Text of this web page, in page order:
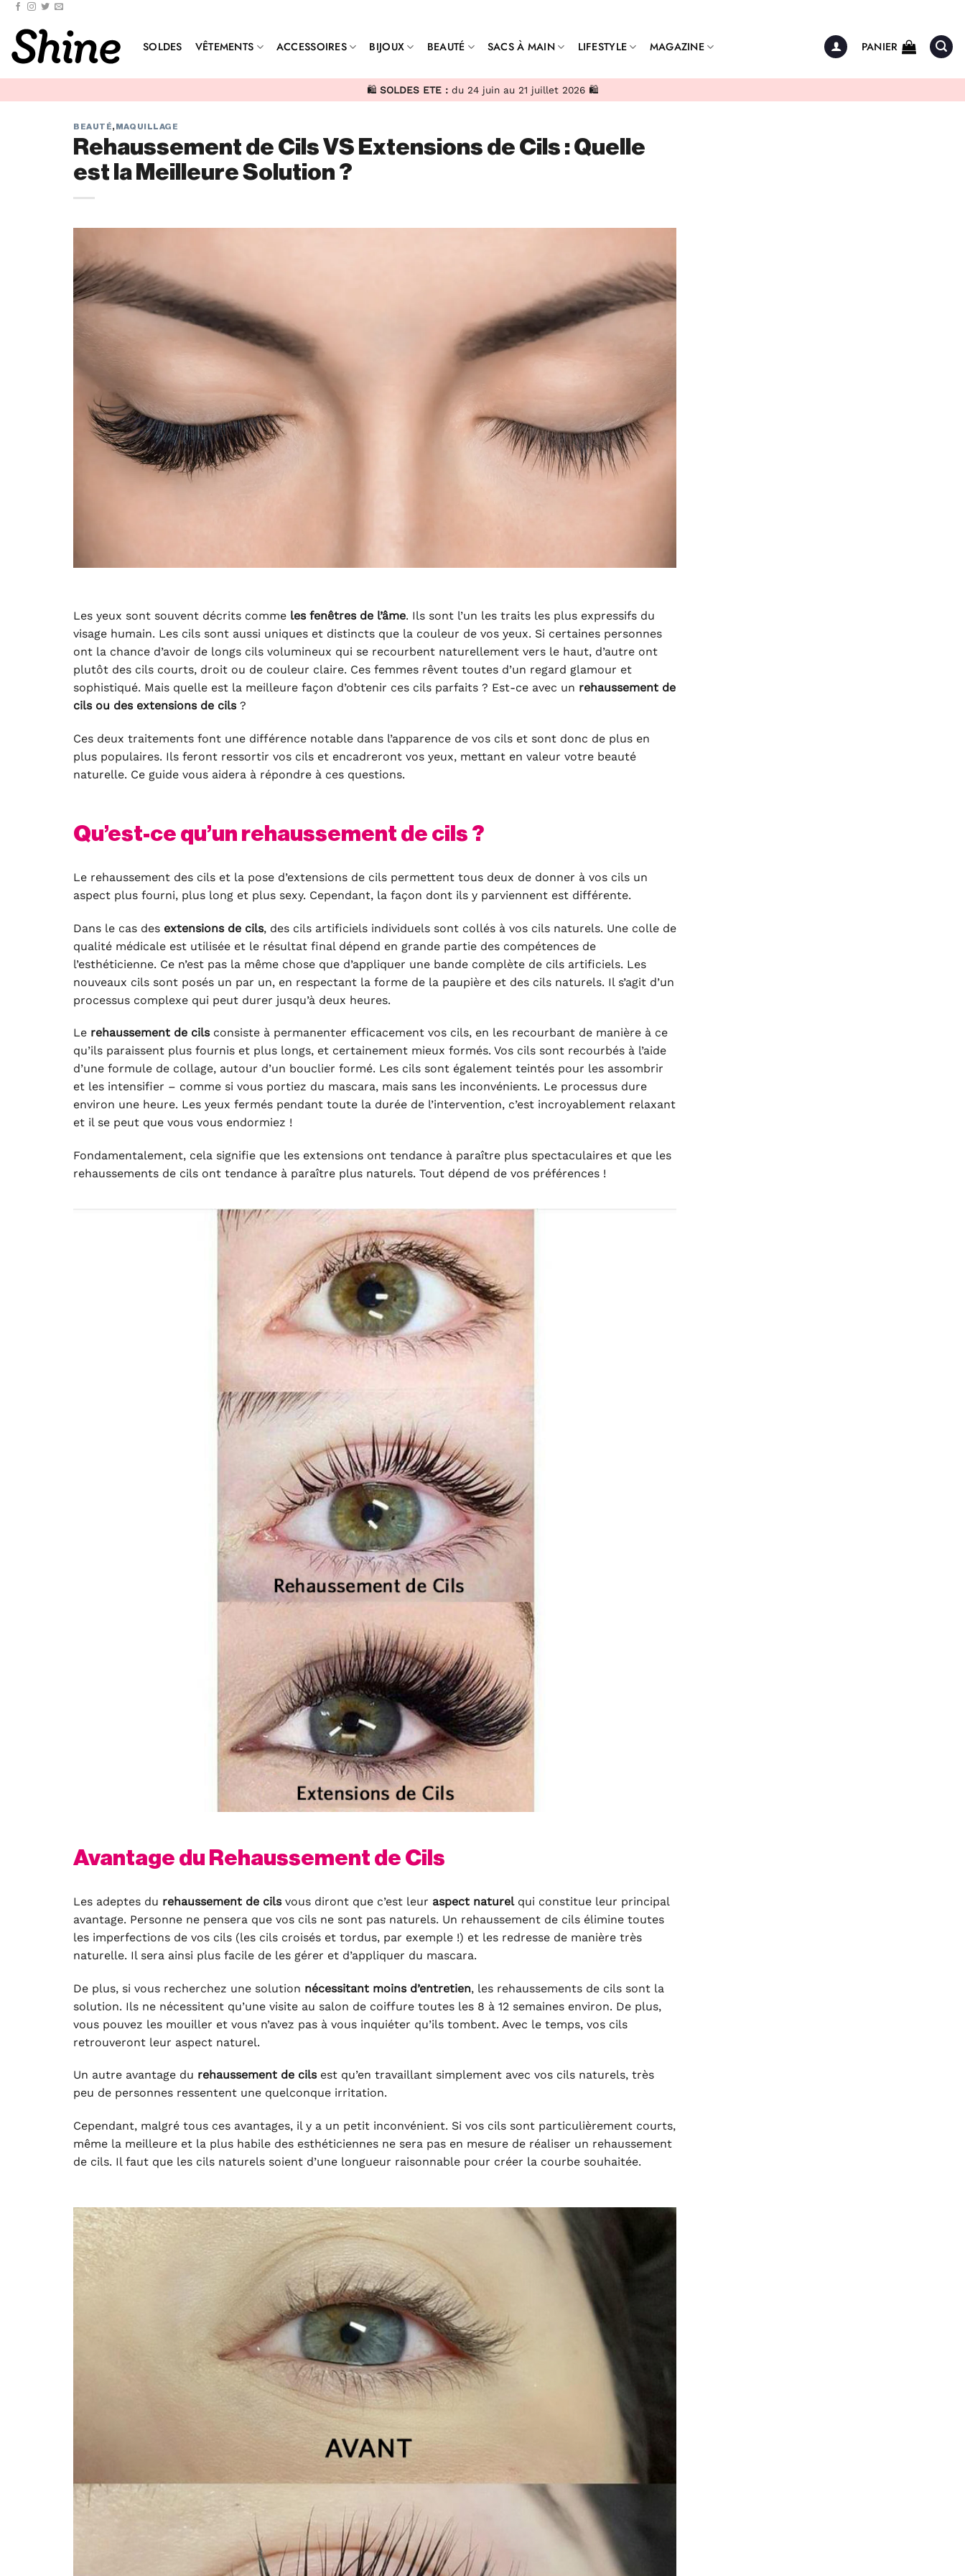
SOLDES VÊTEMENTS ACCESSOIRES BIJOUX BEAUTÉ SACS À MAIN LIFESTYLE MAGAZINE PANIER
🛍️ SOLDES ETE : du 24 juin au 21 juillet 2026 🛍️
BEAUTÉ, MAQUILLAGE
Rehaussement de Cils VS Extensions de Cils : Quelle
est la Meilleure Solution ?
Les yeux sont souvent décrits comme les fenêtres de l’âme. Ils sont l’un les traits les plus expressifs du
visage humain. Les cils sont aussi uniques et distincts que la couleur de vos yeux. Si certaines personnes
ont la chance d’avoir de longs cils volumineux qui se recourbent naturellement vers le haut, d’autre ont
plutôt des cils courts, droit ou de couleur claire. Ces femmes rêvent toutes d’un regard glamour et
sophistiqué. Mais quelle est la meilleure façon d’obtenir ces cils parfaits ? Est-ce avec un rehaussement de
cils ou des extensions de cils?
Ces deux traitements font une différence notable dans l’apparence de vos cils et sont donc de plus en
plus populaires. Ils feront ressortir vos cils et encadreront vos yeux, mettant en valeur votre beauté
naturelle. Ce guide vous aidera à répondre à ces questions.
Qu’est-ce qu’un rehaussement de cils ?
Le rehaussement des cils et la pose d’extensions de cils permettent tous deux de donner à vos cils un
aspect plus fourni, plus long et plus sexy. Cependant, la façon dont ils y parviennent est différente.
Dans le cas des extensions de cils, des cils artificiels individuels sont collés à vos cils naturels. Une colle de
qualité médicale est utilisée et le résultat final dépend en grande partie des compétences de
l’esthéticienne. Ce n’est pas la même chose que d’appliquer une bande complète de cils artificiels. Les
nouveaux cils sont posés un par un, en respectant la forme de la paupière et des cils naturels. Il s’agit d’un
processus complexe qui peut durer jusqu’à deux heures.
Le rehaussement de cilsconsiste à permanenter efficacement vos cils, en les recourbant de manière à ce
qu’ils paraissent plus fournis et plus longs, et certainement mieux formés. Vos cils sont recourbés à l’aide
d’une formule de collage, autour d’un bouclier formé. Les cils sont également teintés pour les assombrir
et les intensifier – comme si vous portiez du mascara, mais sans les inconvénients. Le processus dure
environ une heure. Les yeux fermés pendant toute la durée de l’intervention, c’est incroyablement relaxant
et il se peut que vous vous endormiez !
Fondamentalement, cela signifie que les extensions ont tendance à paraître plus spectaculaires et que les
rehaussements de cils ont tendance à paraître plus naturels. Tout dépend de vos préférences !
Avantage du Rehaussement de Cils
Les adeptes du rehaussement de cilsvous diront que c’est leur aspect naturelqui constitue leur principal
avantage. Personne ne pensera que vos cils ne sont pas naturels. Un rehaussement de cils élimine toutes
les imperfections de vos cils (les cils croisés et tordus, par exemple !) et les redresse de manière très
naturelle. Il sera ainsi plus facile de les gérer et d’appliquer du mascara.
De plus, si vous recherchez une solution nécessitant moins d’entretien, les rehaussements de cils sont la
solution. Ils ne nécessitent qu’une visite au salon de coiffure toutes les 8 à 12 semaines environ. De plus,
vous pouvez les mouiller et vous n’avez pas à vous inquiéter qu’ils tombent. Avec le temps, vos cils
retrouveront leur aspect naturel.
Un autre avantage du rehaussement de cilsest qu’en travaillant simplement avec vos cils naturels, très
peu de personnes ressentent une quelconque irritation.
Cependant, malgré tous ces avantages, il y a un petit inconvénient. Si vos cils sont particulièrement courts,
même la meilleure et la plus habile des esthéticiennes ne sera pas en mesure de réaliser un rehaussement
de cils. Il faut que les cils naturels soient d’une longueur raisonnable pour créer la courbe souhaitée.